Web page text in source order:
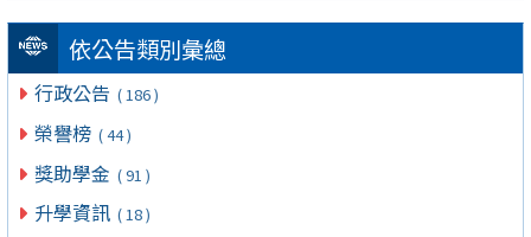
依公告類別彙總
行政公告 ( 186 )
榮譽榜 ( 44 )
獎助學金 ( 91 )
升學資訊 ( 18 )